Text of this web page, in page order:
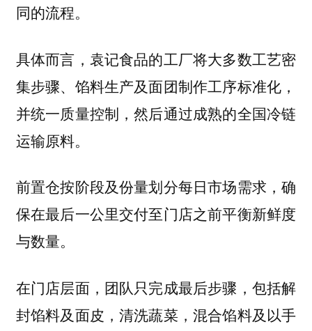
同的流程。
具体而言，袁记食品的工厂将大多数工艺密
集步骤、馅料生产及面团制作工序标准化，
并统一质量控制，然后通过成熟的全国冷链
运输原料。
前置仓按阶段及份量划分每日市场需求，确
保在最后一公里交付至门店之前平衡新鲜度
与数量。
在门店层面，团队只完成最后步骤，包括解
封馅料及面皮，清洗蔬菜，混合馅料及以手